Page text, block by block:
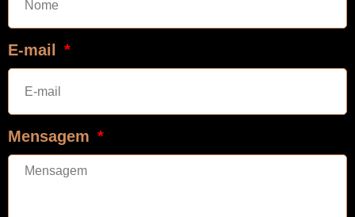
E-mail
Mensagem